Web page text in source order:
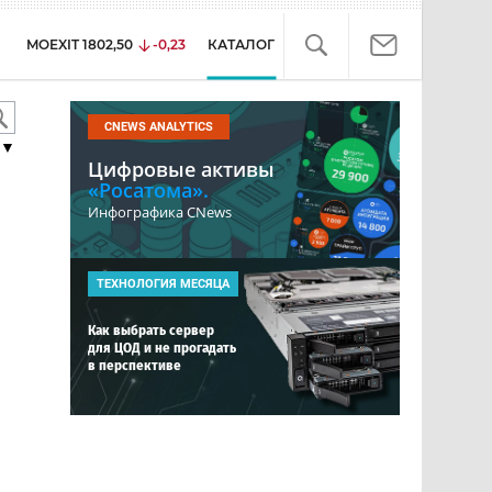
MOEXIT 1802,50 -0,23 КАТАЛОГ
CNEWS ANALYTICS
Цифровые активы
«Росатома».
Инфографика CNews
ТЕХНОЛОГИЯ МЕСЯЦА
Как выбрать сервер
для ЦОД и не прогадать
в перспективе